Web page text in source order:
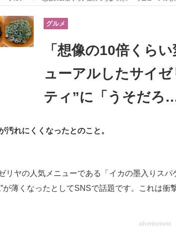
ジネスと働き方のヒント
グルメ
「想像の10倍くら
ューアルしたサイ
ティ”に「うそだろ
汚れにくくなったとのこと。
リヤの人気メニューである「イカの墨入りスパ
”が薄くなったとしてSNSで話題です。これは衝撃
advertisement